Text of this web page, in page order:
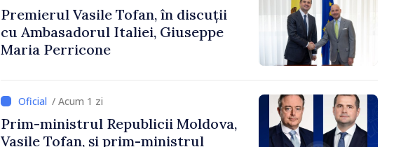
Premierul Vasile Tofan, în discuții
cu Ambasadorul Italiei, Giuseppe
Maria Perricone
/ Acum 1 zi
Prim-ministrul Republicii Moldova,
Vasile Tofan, și prim-ministrul